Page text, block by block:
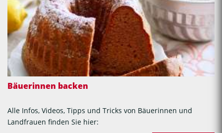
Bäuerinnen backen
Alle Infos, Videos, Tipps und Tricks von Bäuerinnen und
Landfrauen finden Sie hier: